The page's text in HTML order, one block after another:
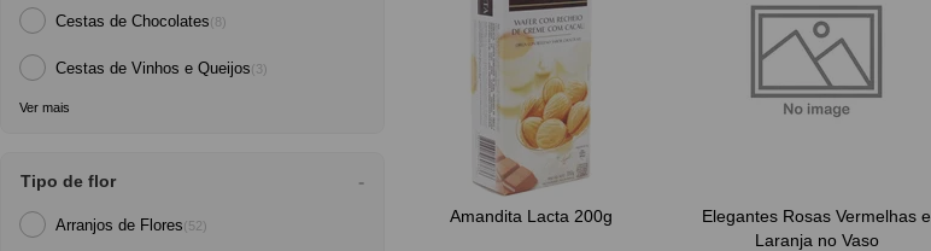
Cestas de Chocolates(8)
Cestas de Vinhos e Queijos(3)
Ver mais
Tipo de flor
Arranjos de Flores(52) Amandita Lacta 200g
Elegantes Rosas Vermelhas e
Laranja no Vaso